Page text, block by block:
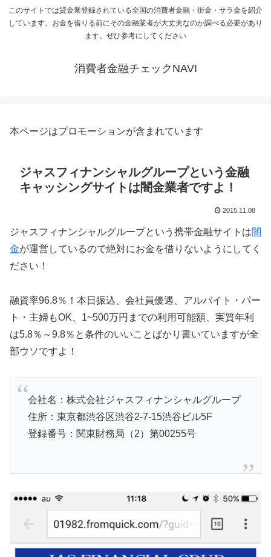
このサイトでは貸金業登録されている全国の消費者金融・街金・サラ金を紹介
しています。お金を借りる前にその金融業者が大丈夫なのか調べる必要があり
ます。ぜひ参考にしてください
消費者金融チェックNAVI
本ページはプロモーションが含まれています
ジャスフィナンシャルグループという金融
キャッシングサイトは闇金業者ですよ！
2015.11.08
ジャスフィナンシャルグループという携帯金融サイトは闇
金が運営しているので絶対にお金を借りないようにしてく
ださい！
融資率96.8％！本日振込、会社員優遇、アルバイト・パー
ト・主婦もOK、1~500万円までの利用可能額、実質年利
は5.8％～9.8％と条件のいいことばかり書いていますが全
部ウソですよ！
会社名：株式会社ジャスフィナンシャルグループ
住所：東京都渋谷区渋谷2-7-15渋谷ビル5F
登録番号：関東財務局（2）第00255号